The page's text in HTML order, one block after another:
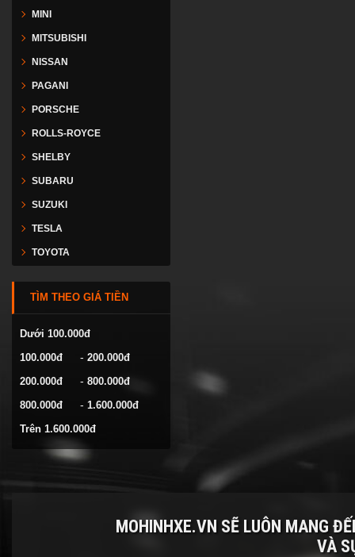
MINI
MITSUBISHI
NISSAN
PAGANI
PORSCHE
ROLLS-ROYCE
SHELBY
SUBARU
SUZUKI
TESLA
TOYOTA
VOLKSWAGEN
TÌM THEO GIÁ TIỀN
Dưới 100.000đ
100.000đ
- 200.000đ
200.000đ
- 800.000đ
800.000đ
- 1.600.000đ
Trên 1.600.000đ
MOHINHXE.VN SẼ LUÔN MANG
VÀ